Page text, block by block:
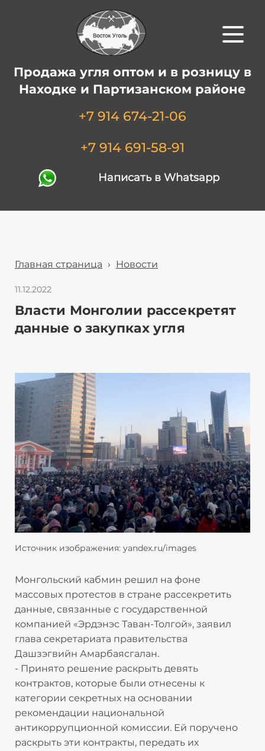
Продажа угля оптом и в розницу в
Находке и Партизанском районе
+7 914 674-21-06
+7 914 691-58-91
Написать в Whatsapp
Главная страница › Новости
11.12.2022
Власти Монголии рассекретят
данные о закупках угля
Источник изображения: yandex.ru/images
Монгольский кабмин решил на фоне
массовых протестов в стране рассекретить
данные, связанные с государственной
компанией «Эрдэнэс Таван-Толгой», заявил
глава секретариата правительства
Дашзэгвийн Амарбаясгалан.
- Принято решение раскрыть девять
контрактов, которые были отнесены к
категории секретных на основании
рекомендации национальной
антикоррупционной комиссии. Ей поручено
раскрыть эти контракты, передать их